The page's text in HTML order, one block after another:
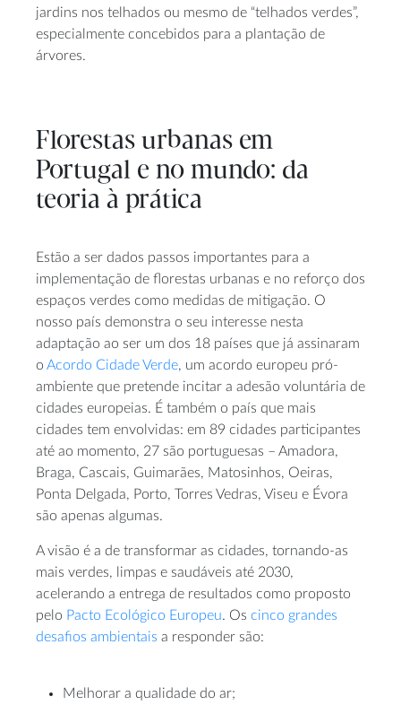
jardins nos telhados ou mesmo de “telhados verdes”,
especialmente concebidos para a plantação de
árvores.
Florestas urbanas em
Portugal e no mundo: da
teoria à prática
Estão a ser dados passos importantes para a
implementação de florestas urbanas e no reforço dos
espaços verdes como medidas de mitigação. O
nosso país demonstra o seu interesse nesta
adaptação ao ser um dos 18 países que já assinaram
o Acordo Cidade Verde, um acordo europeu pró-
ambiente que pretende incitar a adesão voluntária de
cidades europeias. É também o país que mais
cidades tem envolvidas: em 89 cidades participantes
até ao momento, 27 são portuguesas – Amadora,
Braga, Cascais, Guimarães, Matosinhos, Oeiras,
Ponta Delgada, Porto, Torres Vedras, Viseu e Évora
são apenas algumas.
A visão é a de transformar as cidades, tornando-as
mais verdes, limpas e saudáveis até 2030,
acelerando a entrega de resultados como proposto
pelo Pacto Ecológico Europeu. Os cinco grandes
desafios ambientais a responder são:
Melhorar a qualidade do ar;